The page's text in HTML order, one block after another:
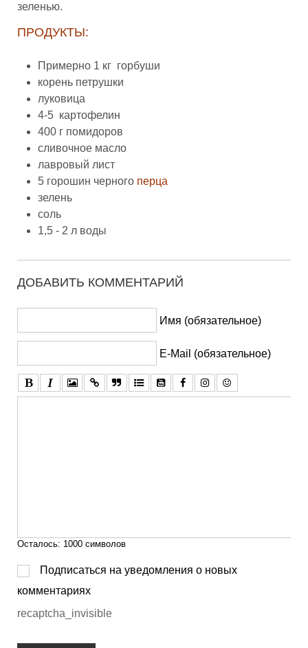
зеленью.
ПРОДУКТЫ:
Примерно 1 кг горбуши
корень петрушки
луковица
4-5 картофелин
400 г помидоров
сливочное масло
лавровый лист
5 горошин черного перца
зелень
соль
1,5 - 2 л воды
ДОБАВИТЬ КОММЕНТАРИЙ
Имя (обязательное)
E-Mail (обязательное)
Осталось: 1000 символов
Подписаться на уведомления о новых
комментариях
recaptcha_invisible